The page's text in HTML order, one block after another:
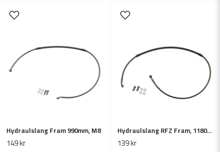
Hydraulslang Fram 990mm, M8
149 kr
Hydraulslang RFZ Fram, 1180mm - M10
139 kr
Ja, ni får publicera min fråga
Skicka fråga